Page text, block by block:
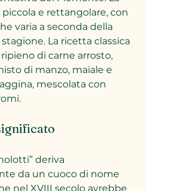
piccola e rettangolare, con
varia a seconda della
La ricetta classica
di carne arrosto,
di manzo, maiale e
mescolata con
deriva
da un cuoco di nome
nel XVIII secolo avrebbe